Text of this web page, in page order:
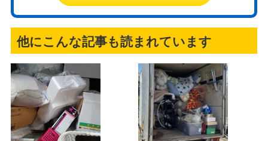
他にこんな記事も読まれています